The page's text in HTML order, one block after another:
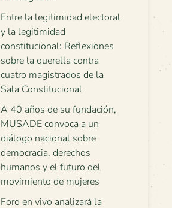
Entre la legitimidad electoral
y la legitimidad
constitucional: Reflexiones
sobre la querella contra
cuatro magistrados de la
Sala Constitucional
A 40 años de su fundación,
MUSADE convoca a un
diálogo nacional sobre
democracia, derechos
humanos y el futuro del
movimiento de mujeres
Foro en vivo analizará la